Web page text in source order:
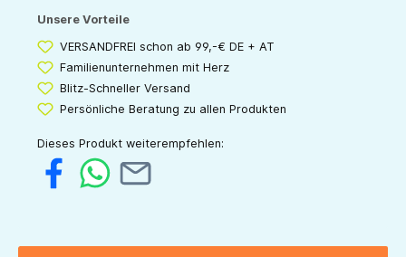
Unsere Vorteile
VERSANDFREI schon ab 99,-€ DE + AT
Familienunternehmen mit Herz
Blitz-Schneller Versand
Persönliche Beratung zu allen Produkten
Dieses Produkt weiterempfehlen: